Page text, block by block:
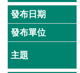
報
RSS
English